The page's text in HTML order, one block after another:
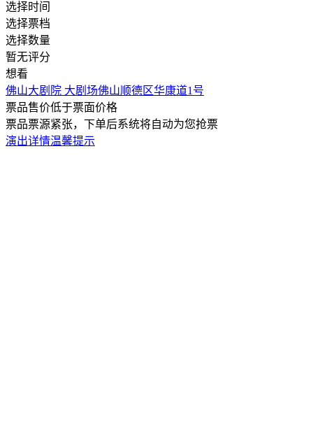
选择时间
选择票档
选择数量
暂无评分
想看
佛山大剧院 大剧场佛山顺德区华康道1号
票品售价低于票面价格
票品票源紧张，下单后系统将自动为您抢票
演出详情温馨提示